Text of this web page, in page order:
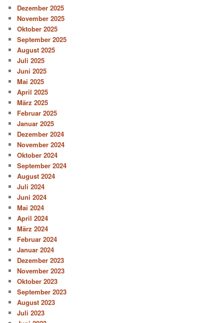
Dezember 2025
November 2025
Oktober 2025
September 2025
August 2025
Juli 2025
Juni 2025
Mai 2025
April 2025
März 2025
Februar 2025
Januar 2025
Dezember 2024
November 2024
Oktober 2024
September 2024
August 2024
Juli 2024
Juni 2024
Mai 2024
April 2024
März 2024
Februar 2024
Januar 2024
Dezember 2023
November 2023
Oktober 2023
September 2023
August 2023
Juli 2023